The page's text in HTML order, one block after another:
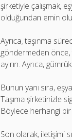
şirketiyle çalışmak,
olduğundan emin
Ayrıca, taşınma
göndermeden önce,
ayırın. Ayrıca,
Bunun yanı sıra,
Taşıma şirketinizle
Böylece herhangi bir
Son olarak, iletişimi